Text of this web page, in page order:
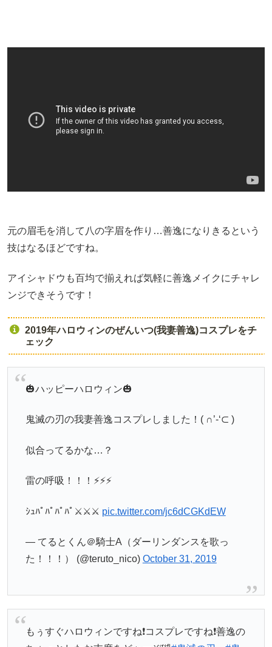
元の眉毛を消して八の字眉を作り…善逸になりきるという
技はなるほどですね。
アイシャドウも百均で揃えれば気軽に善逸メイクにチャレ
ンジできそうです！
2019年ハロウィンのぜんいつ(我妻善逸)コスプレをチ
ェック
🎃ハッピーハロウィン🎃
鬼滅の刃の我妻善逸コスプレしました！( ∩’-‘⊂ )
似合ってるかな…？
雷の呼吸！！！⚡️⚡️⚡️
ｼｭﾊﾟﾊﾟﾊﾟﾊﾟ⚔⚔⚔ pic.twitter.com/jc6dCGKdEW
— てるとくん＠騎士A（ダーリンダンスを歌っ
た！！！） (@teruto_nico) October 31, 2019
もぅすぐハロウィンですね❗️コスプレですね❗️善逸の